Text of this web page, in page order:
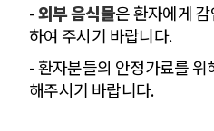
-외부 음식물은 환자에게
하여 주시기 바랍니다.
- 환자분들의 안정가료를 위
해주시기 바랍니다.